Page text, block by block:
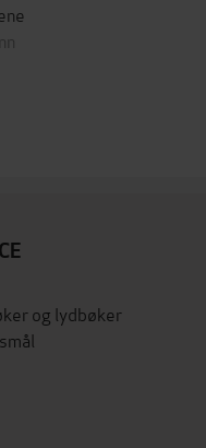
og lydbøker